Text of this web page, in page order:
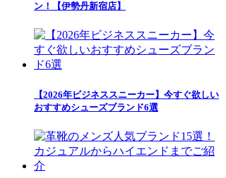
ン！【伊勢丹新宿店】
【2026年ビジネススニーカー】今すぐ欲しい
おすすめシューズブランド6選